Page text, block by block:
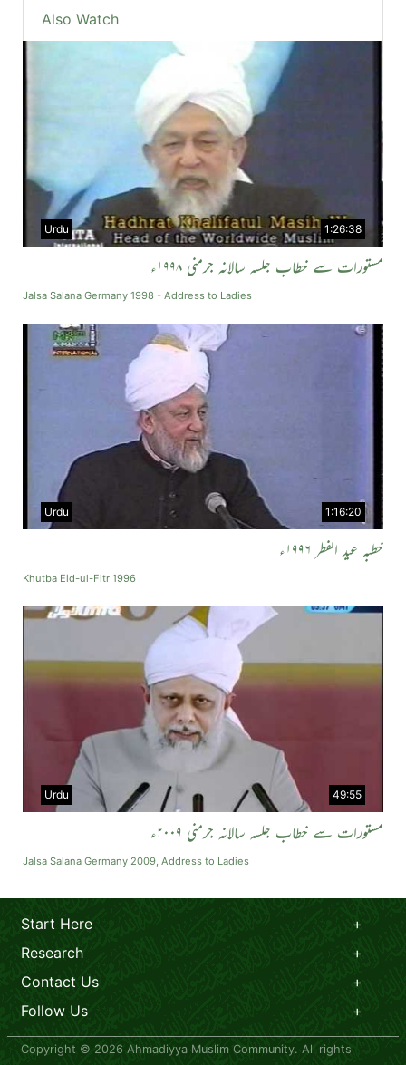
Also Watch
1:26:38
Urdu
مستورات سے خطاب جلسہ سالانہ جرمنی ۱۹۹۸ء
Jalsa Salana Germany 1998 - Address to Ladies
1:16:20
Urdu
خطبہ عید الفطر ۱۹۹۶ء
Khutba Eid-ul-Fitr 1996
49:55
Urdu
مستورات سے خطاب جلسہ سالانہ جرمنی ۲۰۰۹ء
Jalsa Salana Germany 2009, Address to Ladies
Start Here
Research
Contact Us
Follow Us
Copyright © 2026 Ahmadiyya Muslim Community. All rights